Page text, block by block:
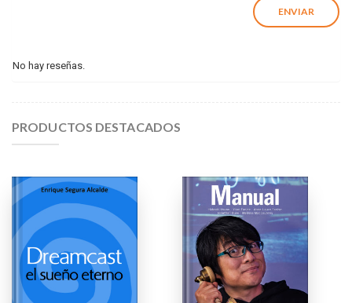
No hay reseñas.
PRODUCTOS DESTACADOS